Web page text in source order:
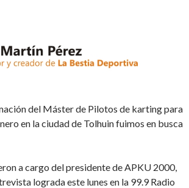
del Máster de Pilotos de karting para
en la ciudad de Tolhuin fuimos en busca
a cargo del presidente de APKU 2000,
lograda este lunes en la 99.9 Radio